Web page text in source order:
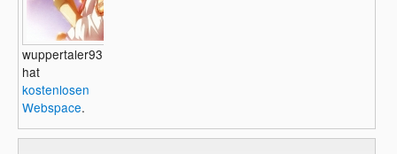
wuppertaler93
hat
kostenlosen
Webspace.